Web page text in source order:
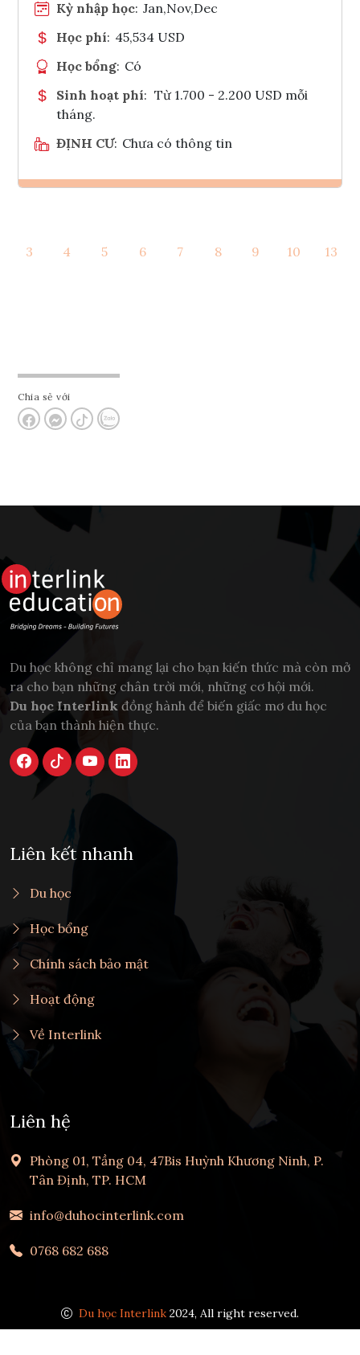
Kỳ nhập học: Jan,Nov,Dec
Học phí: 45,534 USD
Học bổng: Có
Sinh hoạt phí: Từ 1.700 - 2.200 USD mỗi
tháng.
ĐỊNH CƯ: Chưa có thông tin
Tham vấn Interlink
3 4 5 6 7 8 9 10 13
Chia sẻ với
Du học không chỉ mang lại cho bạn kiến thức mà còn mở
ra cho bạn những chân trời mới, những cơ hội mới.
Du học Interlink đồng hành để biến giấc mơ du học
của bạn thành hiện thực.
Liên kết nhanh
Du học
Học bổng
Chính sách bảo mật
Hoạt động
Về Interlink
Liên hệ
Phòng 01, Tầng 04, 47Bis Huỳnh Khương Ninh, P.
Tân Định, TP. HCM
info@duhocinterlink.com
0768 682 688
Du học Interlink 2024, All right reserved.